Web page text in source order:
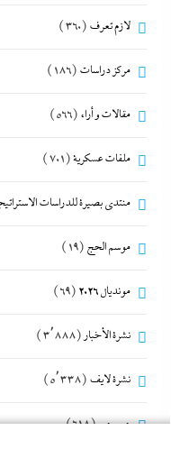
لازم تعرف (360)
مركز دراسات (186)
مقالات و أراء (566)
ملفات عسكرية(701)
منتدى بصيرة للدراسات
موسم الحج (19)
مونديال 2026 (69)
نشرة الأخبار(3٬888)
نشرة لايف (5٬338)
هو و هي(618)